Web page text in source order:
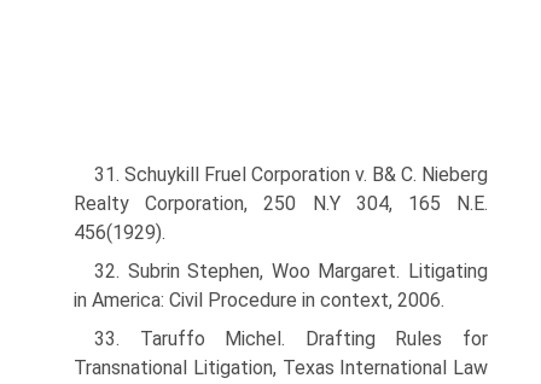
31. Schuykill Fruel Corporation v. B& C. Nieberg
Realty Corporation, 250 N.Y 304, 165 N.E.
456(1929).
32. Subrin Stephen, Woo Margaret. Litigating
in America: Civil Procedure in context, 2006.
33. Taruffo Michel. Drafting Rules for
Transnational Litigation, Texas International Law